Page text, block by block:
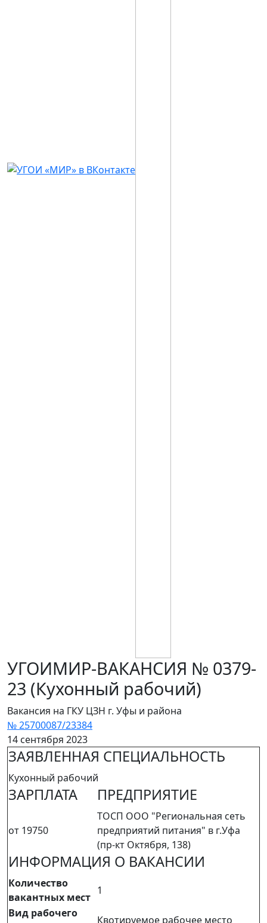
УГОИМИР-ВАКАНСИЯ № 0379-
23 (Кухонный рабочий)
Вакансия на ГКУ ЦЗН г. Уфы и района
№ 25700087/23384
14 сентября 2023
ЗАЯВЛЕННАЯ СПЕЦИАЛЬНОСТЬ
Кухонный рабочий
ЗАРПЛАТА ПРЕДПРИЯТИЕ
от 19750
ТОСП ООО "Региональная сеть
предприятий питания" в г.Уфа
(пр-кт Октября, 138)
ИНФОРМАЦИЯ О ВАКАНСИИ
Количество
вакантных мест
1
Вид рабочего
Квотируемое рабочее место